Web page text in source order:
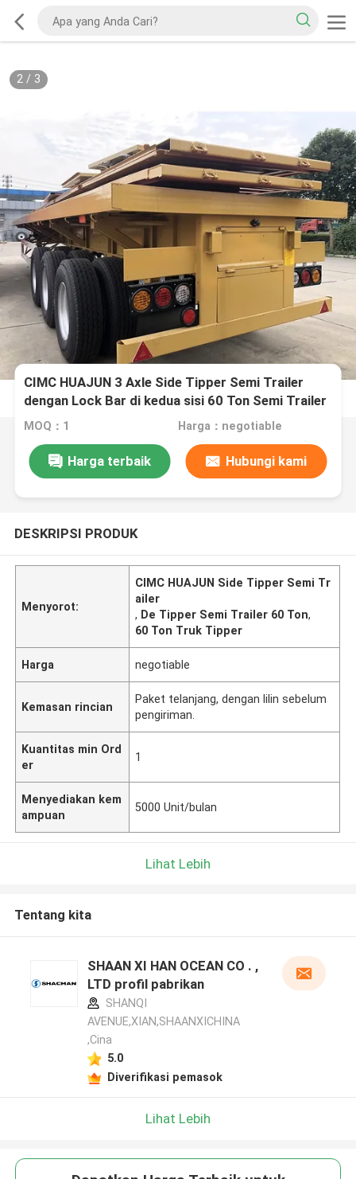
2/ 3
CIMC HUAJUN 3 Axle Side Tipper Semi Trailer
dengan Lock Bar di kedua sisi 60 Ton Semi Trailer
MOQ：1 Harga：negotiable
Harga terbaik Hubungi kami
DESKRIPSI PRODUK
Menyorot:
CIMC HUAJUN Side Tipper Semi Tr
ailer
, De Tipper Semi Trailer 60 Ton,
60 Ton Truk Tipper
Harga negotiable
Kemasan rincian
Paket telanjang, dengan lilin sebelum
pengiriman.
Kuantitas min Ord
er
1
Menyediakan kem
ampuan
5000 Unit/bulan
Lihat Lebih
Tentang kita
SHAAN XI HAN OCEAN CO . ,
LTD profil pabrikan
SHANQI
AVENUE,XIAN,SHAANXICHINA
,Cina
5.0
Diverifikasi pemasok
Lihat Lebih